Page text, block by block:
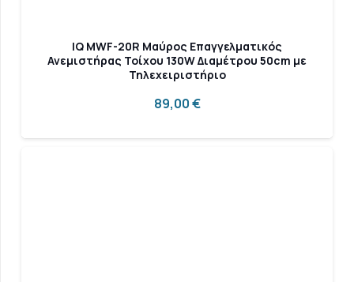
IQ MWF-20R Μαύρος Επαγγελματικός
Ανεμιστήρας Τοίχου 130W Διαμέτρου 50cm με
Τηλεχειριστήριο
89,00€